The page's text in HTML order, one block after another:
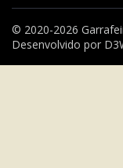
© 2020-2026
Desenvolvido por